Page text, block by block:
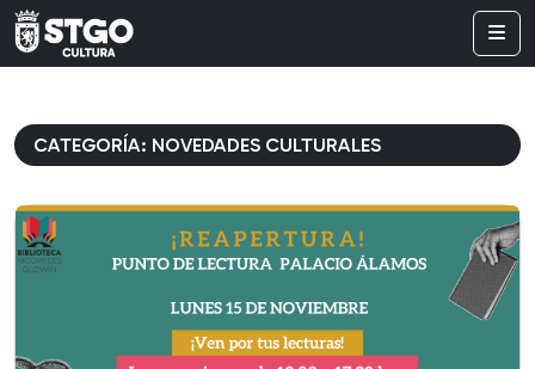
CATEGORÍA: NOVEDADES CULTURALES